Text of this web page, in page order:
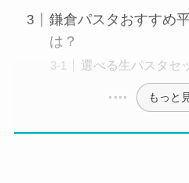
鎌倉パスタおすすめ
は？
選べる生パスタセ
もっと